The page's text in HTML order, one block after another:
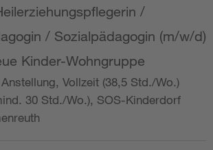
/
/ Sozialpädagogin (m/w/d)
Kinder-Wohngruppe
Vollzeit (38,5 Std./Wo.)
30 Std./Wo.), SOS-Kinderdorf